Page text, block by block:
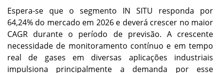
Espera-se que o segmento IN SITU responda por
64,24% do mercado em 2026 e deverá crescer no maior
CAGR durante o período de previsão. A crescente
necessidade de monitoramento contínuo e em tempo
real de gases em diversas aplicações industriais
impulsiona principalmente a demanda por esse